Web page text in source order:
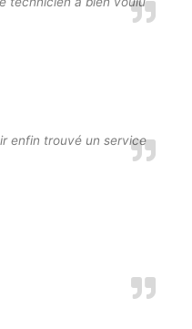
enfin trouvé un service